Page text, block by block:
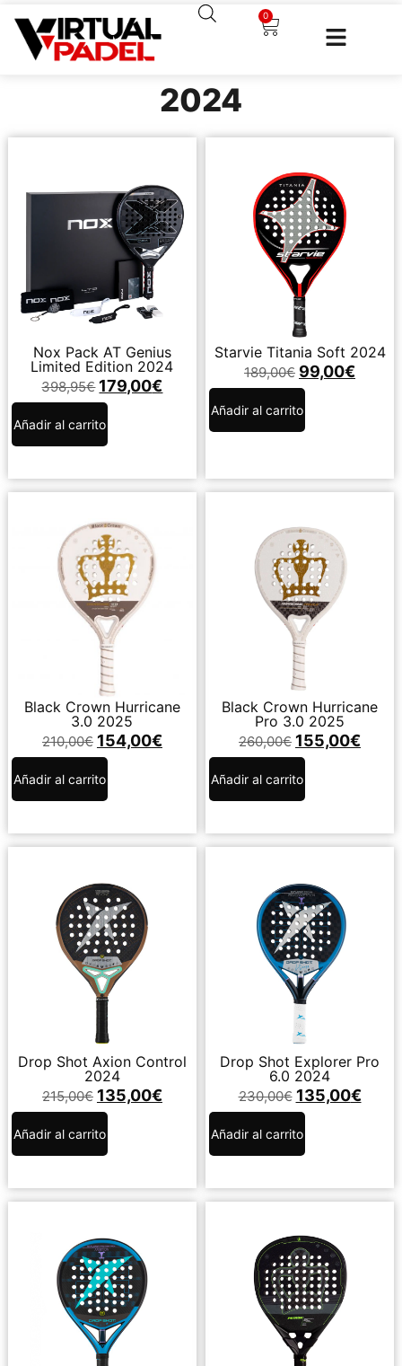
0
2024
Nox Pack AT Genius
Limited Edition 2024
398,95€ 179,00€
Añadir al carrito
Starvie Titania Soft 2024
189,00€ 99,00€
Añadir al carrito
Black Crown Hurricane
3.0 2025
210,00€ 154,00€
Añadir al carrito
Black Crown Hurricane
Pro 3.0 2025
260,00€ 155,00€
Añadir al carrito
Drop Shot Axion Control
2024
215,00€ 135,00€
Añadir al carrito
Drop Shot Explorer Pro
6.0 2024
230,00€ 135,00€
Añadir al carrito